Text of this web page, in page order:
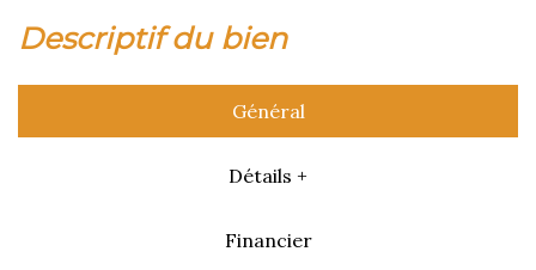
descriptif du bien
Général
Détails +
Financier